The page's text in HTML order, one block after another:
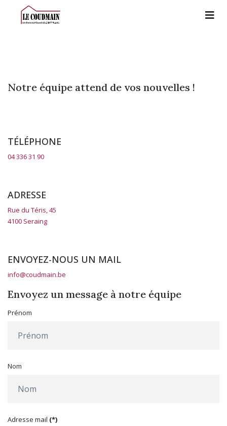
Notre équipe attend de vos nouvelles !
TÉLÉPHONE
04 336 31 90
ADRESSE
Rue du Téris, 45
4100 Seraing
ENVOYEZ-NOUS UN MAIL
info@coudmain.be
Envoyez un message à notre équipe
Prénom
Nom
Adresse mail (*)